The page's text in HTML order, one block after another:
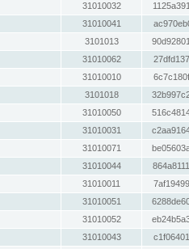
31010032
31010041
3101013
31010062
31010010
3101018
31010050
31010031
31010071
31010044
31010011
31010051
31010052
31010043